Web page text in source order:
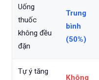
Uống
thuốc
không đều
đặn
Trung
bình
(50%)
Tự ý tăng
Không